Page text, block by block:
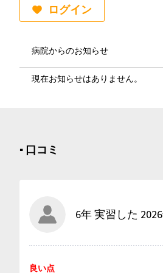
ログイン
病院からのお知らせ
現在お知らせはありません。
▪︎ 口コミ
6年 実習した
良い点